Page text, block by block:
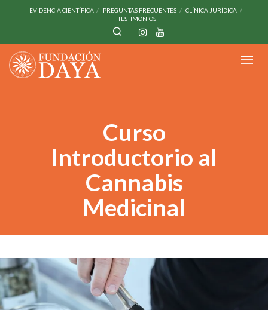
EVIDENCIA CIENTÍFICA PREGUNTAS FRECUENTES
CLÍNICA JURÍDICA
TESTIMONIOS
Curso
Introductorio al
Cannabis
Medicinal